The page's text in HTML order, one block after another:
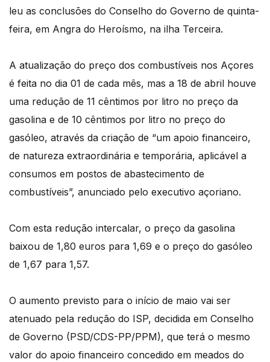
leu as conclusões do Conselho do Governo de quinta-
feira, em Angra do Heroísmo, na ilha Terceira.
A atualização do preço dos combustíveis nos Açores
é feita no dia 01 de cada mês, mas a 18 de abril houve
uma redução de 11 cêntimos por litro no preço da
gasolina e de 10 cêntimos por litro no preço do
gasóleo, através da criação de “um apoio financeiro,
de natureza extraordinária e temporária, aplicável a
consumos em postos de abastecimento de
combustíveis”, anunciado pelo executivo açoriano.
Com esta redução intercalar, o preço da gasolina
baixou de 1,80 euros para 1,69 e o preço do gasóleo
de 1,67 para 1,57.
O aumento previsto para o início de maio vai ser
atenuado pela redução do ISP, decidida em Conselho
de Governo (PSD/CDS-PP/PPM), que terá o mesmo
valor do apoio financeiro concedido em meados do